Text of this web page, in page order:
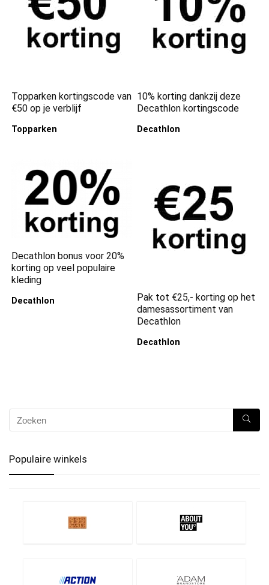
Topparken kortingscode van
€50 op je verblijf
Topparken
10% korting dankzij deze
Decathlon kortingscode
Decathlon
Decathlon bonus voor 20%
korting op veel populaire
kleding
Decathlon
Pak tot €25,- korting op het
damesassortiment van
Decathlon
Decathlon
Populaire winkels